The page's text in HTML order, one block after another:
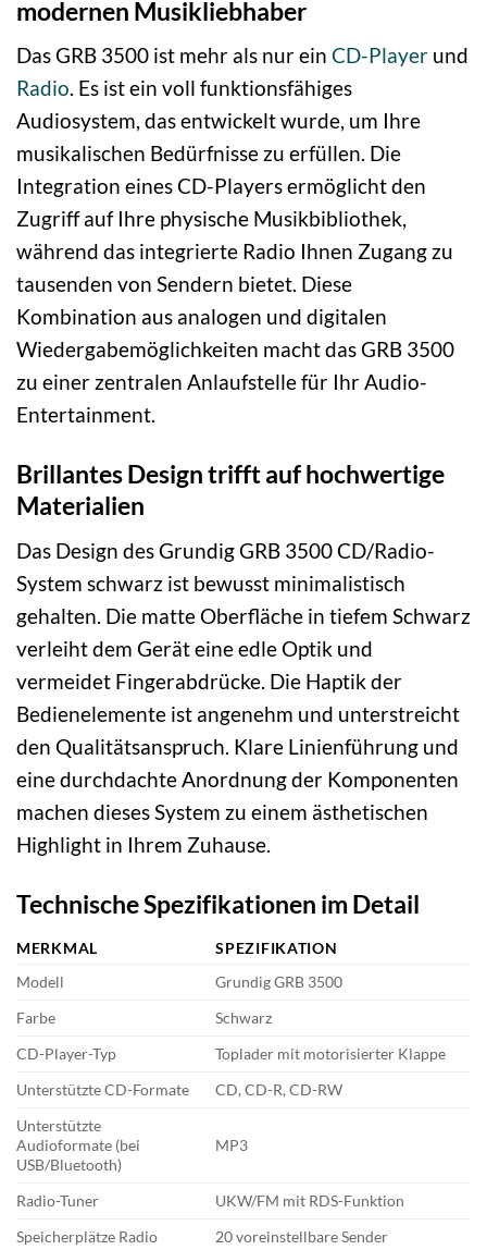
modernen Musikliebhaber
Das GRB 3500 ist mehr als nur ein CD-Player und
Radio. Es ist ein voll funktionsfähiges
Audiosystem, das entwickelt wurde, um Ihre
musikalischen Bedürfnisse zu erfüllen. Die
Integration eines CD-Players ermöglicht den
Zugriff auf Ihre physische Musikbibliothek,
während das integrierte Radio Ihnen Zugang zu
tausenden von Sendern bietet. Diese
Kombination aus analogen und digitalen
Wiedergabemöglichkeiten macht das GRB 3500
zu einer zentralen Anlaufstelle für Ihr Audio-
Entertainment.
Brillantes Design trifft auf hochwertige
Materialien
Das Design des Grundig GRB 3500 CD/Radio-
System schwarz ist bewusst minimalistisch
gehalten. Die matte Oberfläche in tiefem Schwarz
verleiht dem Gerät eine edle Optik und
vermeidet Fingerabdrücke. Die Haptik der
Bedienelemente ist angenehm und unterstreicht
den Qualitätsanspruch. Klare Linienführung und
eine durchdachte Anordnung der Komponenten
machen dieses System zu einem ästhetischen
Highlight in Ihrem Zuhause.
Technische Spezifikationen im Detail
MERKMAL
SPEZIFIKATION
Modell
Grundig GRB 3500
Farbe
Schwarz
CD-Player-Typ
Toplader mit motorisierter Klappe
Unterstützte CD-Formate
CD, CD-R, CD-RW
Unterstützte
Audioformate (bei
USB/Bluetooth)
MP3
Radio-Tuner
UKW/FM mit RDS-Funktion
Speicherplätze Radio
20 voreinstellbare Sender